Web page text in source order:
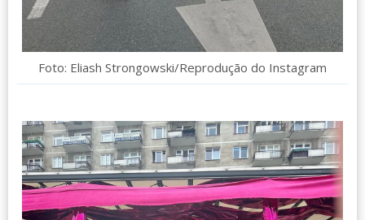
Foto: Eliash Strongowski/Reprodução do Instagram